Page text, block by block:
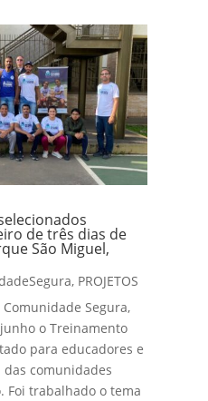
de três dias de
São Miguel,
, PROJETOS
Segura,
o Treinamento
para educadores e
comunidades
Foi trabalhado o tema